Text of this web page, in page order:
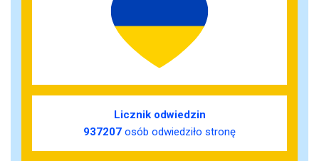
Licznik odwiedzin
937207 osób odwiedziło stronę